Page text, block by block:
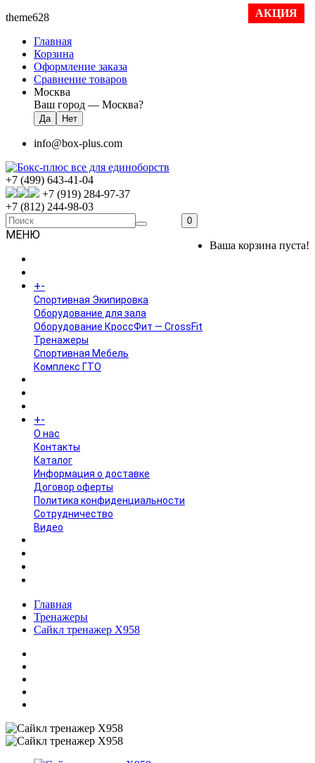
theme628
Главная
Корзина
Оформление заказа
Сравнение товаров
Москва
Ваш город — Москва?
info@box-plus.com
+7 (499) 643-41-04
+7 (919) 284-97-37
+7 (812) 244-98-03
0
Ваша корзина пуста!
МЕНЮ
+-
Спортивная Экипировка
Оборудование для зала
Оборудование КроссФит — CrossFit
Тренажеры
Спортивная Мебель
Комплекс ГТО
+-
O нас
Контакты
Каталог
Информация о доставке
Договор оферты
Политика конфиденциальности
Сотрудничество
Видео
Главная
Тренажеры
Сайкл тренажер X958
АКЦИЯ